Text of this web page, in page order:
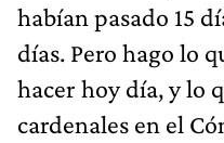
habían pasado 15
días. Pero hago lo
hacer hoy día, y lo
cardenales en el